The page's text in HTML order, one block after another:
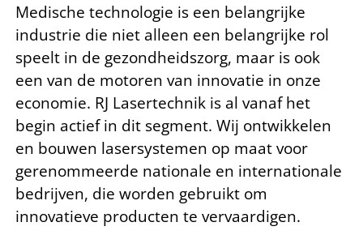
Medische technologie is een belangrijke
industrie die niet alleen een belangrijke rol
speelt in de gezondheidszorg, maar is ook
een van de motoren van innovatie in onze
economie. RJ Lasertechnik is al vanaf het
begin actief in dit segment. Wij ontwikkelen
en bouwen lasersystemen op maat voor
gerenommeerde nationale en internationale
bedrijven, die worden gebruikt om
innovatieve producten te vervaardigen.